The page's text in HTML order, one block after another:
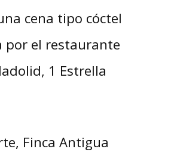
cena tipo cóctel
por el restaurante
1 Estrella
Finca Antigua